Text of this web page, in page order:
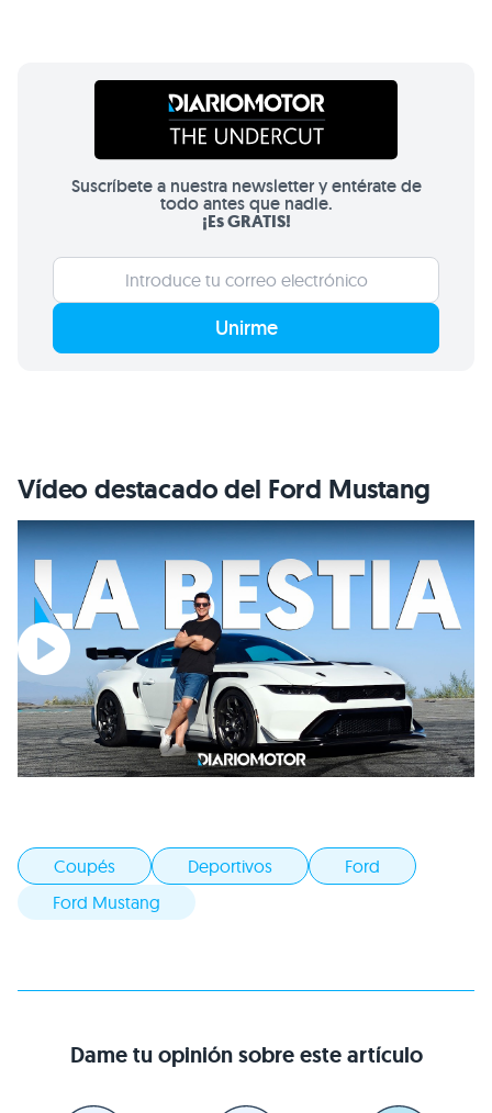
Suscríbete a nuestra newsletter y entérate de
todo antes que nadie.
¡Es GRATIS!
Unirme
Vídeo destacado del Ford Mustang
Coupés Deportivos
Ford
Ford Mustang
Dame tu opinión sobre este artículo